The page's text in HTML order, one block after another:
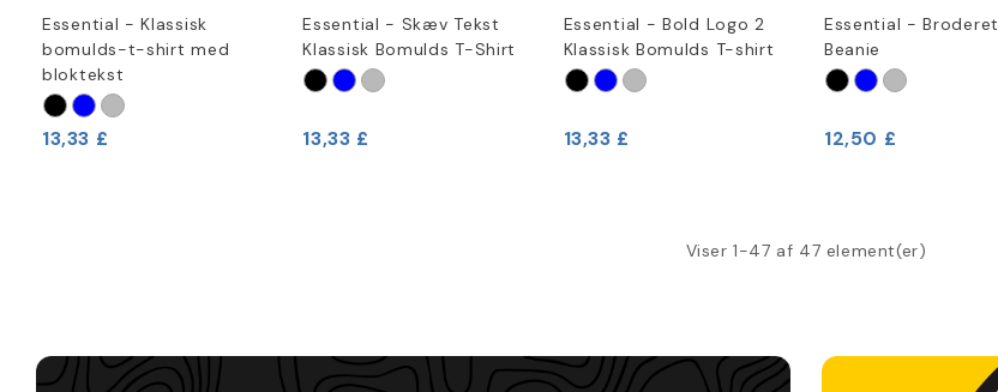
Essential - Klassisk
bomulds-t-shirt med
bloktekst
13,33 £
Essential - Skæv Tekst
Klassisk Bomulds T-Shirt
13,33 £
Essential - Bold Logo 2
Klassisk Bomulds T-shirt
13,33 £
Essential - Broderet
Beanie
12,50 £
Viser 1-47 af 47 element(er)